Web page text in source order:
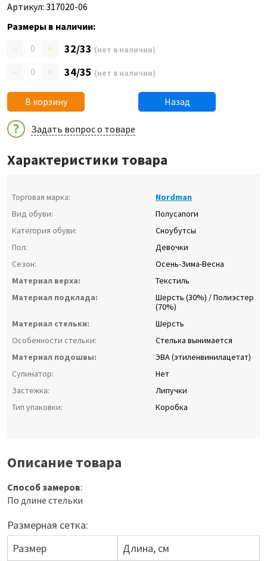
Артикул: 317020-06
Размеры в наличии:
– + 32/33 (нет в наличии)
– + 34/35 (нет в наличии)
В корзину Назад
Задать вопрос о товаре
Характеристики товара
Торговая марка:
Nordman
Вид обуви:
Полусапоги
Категория обуви:
Сноубутсы
Пол:
Девочки
Сезон:
Осень-Зима-Весна
Материал верха:
Текстиль
Материал подклада:
Шерсть (30%) / Полиэстер
(70%)
Материал стельки:
Шерсть
Особенности стельки:
Стелька вынимается
Материал подошвы:
ЭВА (этиленвинилацетат)
Супинатор:
Нет
Застежка:
Липучки
Тип упаковки:
Коробка
Описание товара
Способ замеров:
По длине стельки
Размерная сетка:
Размер
Длина, см